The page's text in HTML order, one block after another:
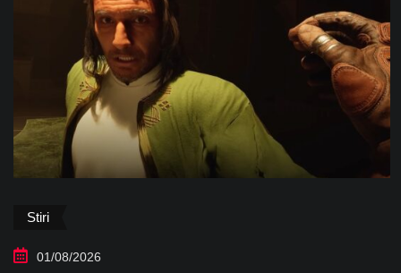
Stiri
01/08/2026